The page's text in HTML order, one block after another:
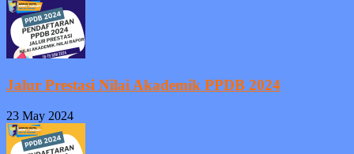
Jalur Prestasi Nilai Akademik PPDB 2024
23 May 2024